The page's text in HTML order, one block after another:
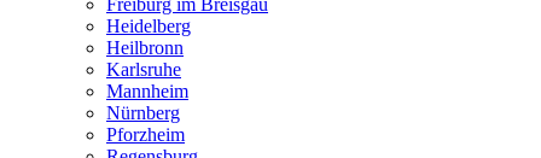
Freiburg im Breisgau
Heidelberg
Heilbronn
Karlsruhe
Mannheim
Nürnberg
Pforzheim